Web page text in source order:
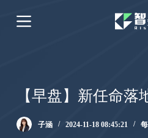
跳
过
【早盘】新任命落
子涵 2024-11-18 08:45:21